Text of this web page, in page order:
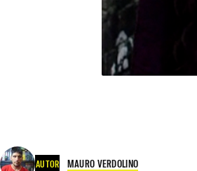
AUTOR MAURO VERDOLINO